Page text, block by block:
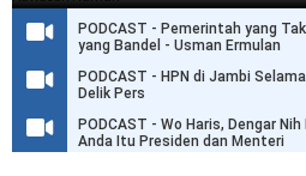
PODCAST - Pemerintah yang
yang Bandel - Usman Ermulan
PODCAST - HPN di Jambi
Delik Pers
PODCAST - Wo Haris, Dengar
Anda Itu Presiden dan Menteri